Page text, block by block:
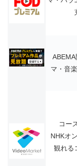
マ・音
コー
NHKオ
観れる